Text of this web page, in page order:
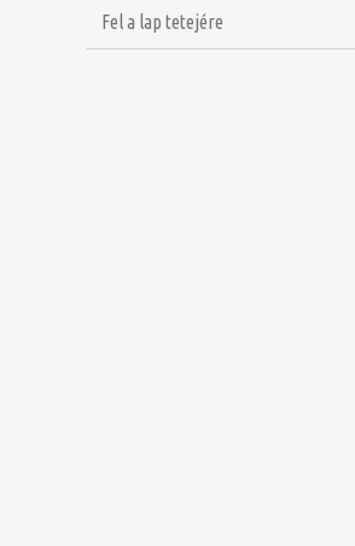
Fel a lap tetejére